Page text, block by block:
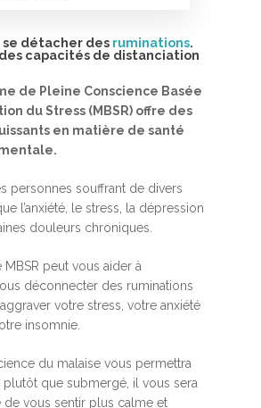
se détacher des ruminations.
capacités de distanciation
de Pleine Conscience Basée
du Stress (MBSR) offre des
en matière de santé
personnes souffrant de divers
l’anxiété, le stress, la dépression
douleurs chroniques.
MBSR peut vous aider à
déconnecter des ruminations
votre stress, votre anxiété
insomnie.
du malaise vous permettra
plutôt que submergé, il vous sera
vous sentir plus calme et
MBSR, MSC &
Méditation
MBSR
Stage de méditation
Retraite de pleine
Thérapie :
Somatic
Somatic Experiencing
Thérapie
Entreprise
Programmes
Développement